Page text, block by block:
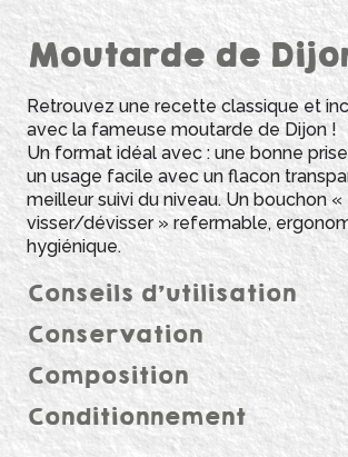
Moutarde de
Retrouvez une recette classique et
avec la fameuse moutarde de Dijon !
Un format idéal avec :​​ une bonne
un usage facile avec un flacon
meilleur suivi du niveau. Un bouchon «
visser/dévisser » refermable,
hygiénique.
Conseils d’utilisation
Conservation
Composition
Conditionnement